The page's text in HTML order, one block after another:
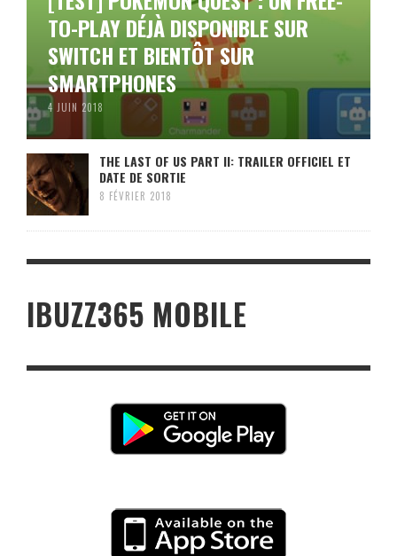
TO-PLAY DÉJÀ DISPONIBLE SUR
SWITCH ET BIENTÔT SUR
SMARTPHONES
4 JUIN 2018
THE LAST OF US PART II: TRAILER OFFICIEL ET
DATE DE SORTIE
8 FÉVRIER 2018
IBUZZ365 MOBILE